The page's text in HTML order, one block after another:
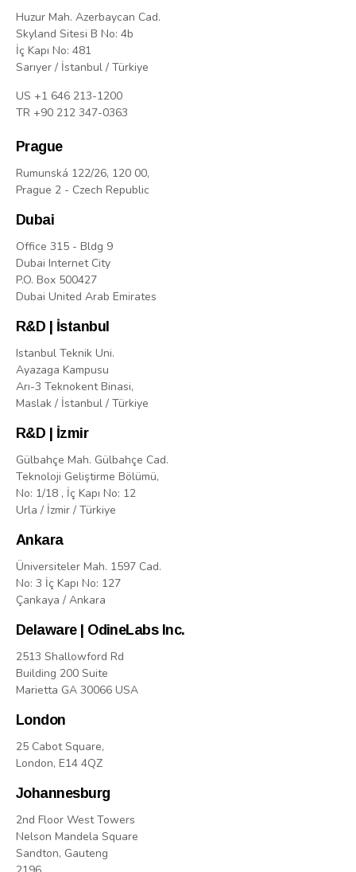
Huzur Mah. Azerbaycan Cad.
Skyland Sitesi B No: 4b
İç Kapı No: 481
Sarıyer / İstanbul / Türkiye
US +1 646 213-1200
TR +90 212 347-0363
Prague
Rumunská 122/26, 120 00,
Prague 2 - Czech Republic
Dubai
Office 315 - Bldg 9
Dubai Internet City
P.O. Box 500427
Dubai United Arab Emirates
R&D | İstanbul
Istanbul Teknik Uni.
Ayazaga Kampusu
Arı-3 Teknokent Binasi,
Maslak / İstanbul / Türkiye
R&D | İzmir
Gülbahçe Mah. Gülbahçe Cad.
Teknoloji Geliştirme Bölümü,
No: 1/18 , İç Kapı No: 12
Urla / İzmir / Türkiye
Ankara
Üniversiteler Mah. 1597 Cad.
No: 3 İç Kapı No: 127
Çankaya / Ankara
Delaware | OdineLabs Inc.
2513 Shallowford Rd
Building 200 Suite
Marietta GA 30066 USA
London
25 Cabot Square,
London, E14 4QZ
Johannesburg
2nd Floor West Towers
Nelson Mandela Square
Sandton, Gauteng